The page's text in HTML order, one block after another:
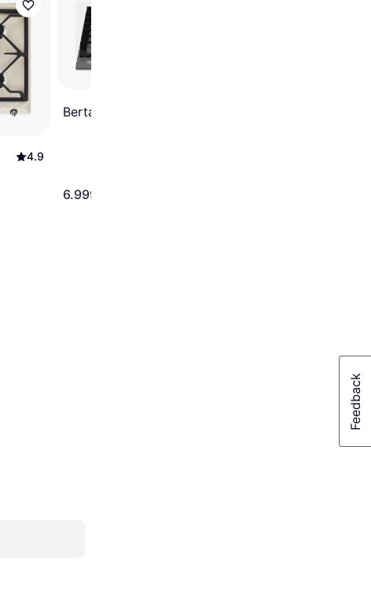
4.9
Bertazzoni P604LMODNE
6.999 kr.